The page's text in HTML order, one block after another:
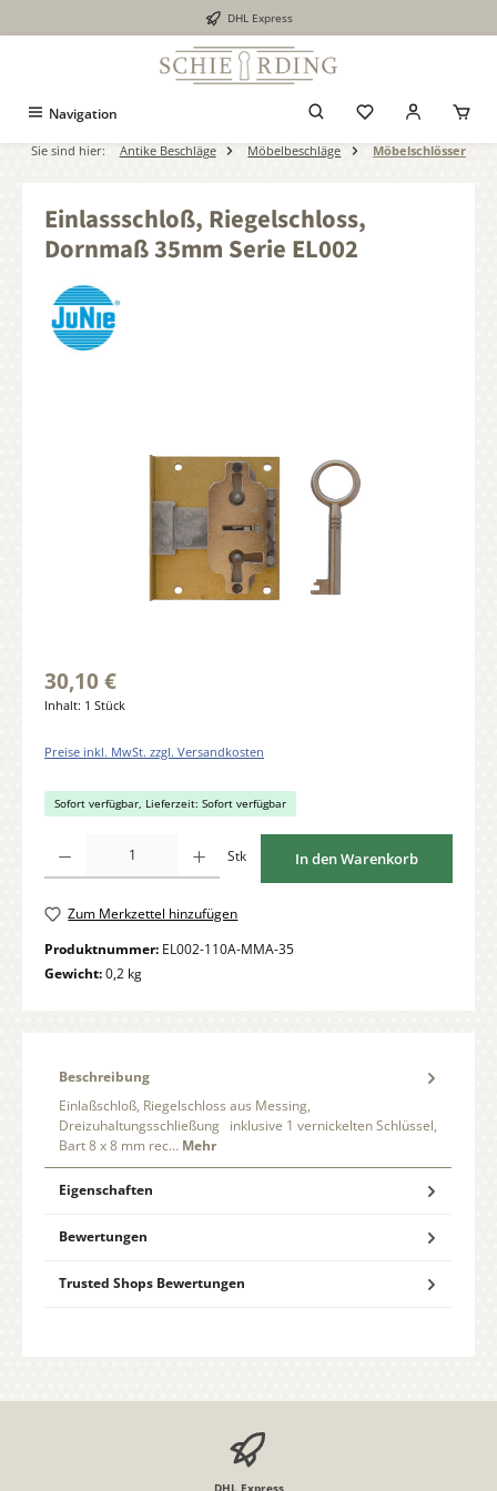
DHL Express
Navigation
Sie sind hier: Antike Beschläge Möbelbeschläge Möbelschlösser
Einlassschloß, Riegelschloss,
Dornmaß 35mm Serie EL002
30,10 €
Inhalt: 1 Stück
Preise inkl. MwSt. zzgl. Versandkosten
Sofort verfügbar, Lieferzeit: Sofort verfügbar
Stk In den Warenkorb
Zum Merkzettel hinzufügen
Produktnummer: EL002-110A-MMA-35
Gewicht:0,2 kg
Beschreibung
Einlaßschloß, Riegelschloss aus Messing,
Dreizuhaltungsschließung inklusive 1 vernickelten Schlüssel,
Bart 8 x 8 mm rec… Mehr
Eigenschaften
Bewertungen
Trusted Shops Bewertungen
DHL Express